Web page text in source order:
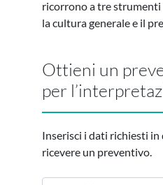
ricorrono a tre
la cultura generale e il
Ottieni un
per
Inserisci i dati richiesti
ricevere un preventivo.